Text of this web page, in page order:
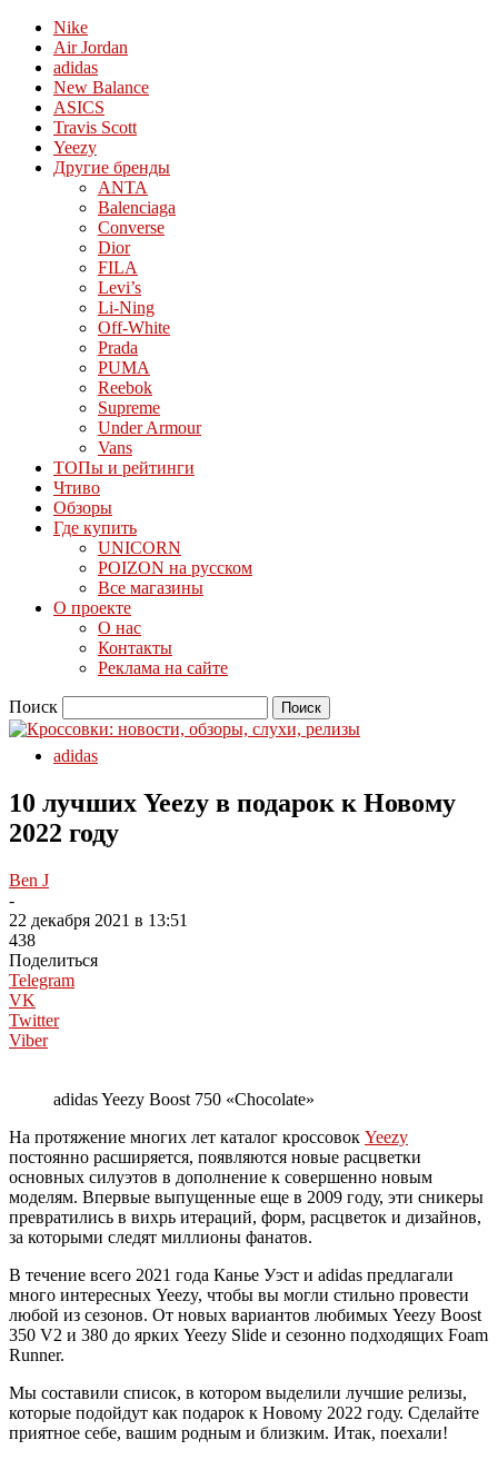
Nike
Air Jordan
adidas
New Balance
ASICS
Travis Scott
Yeezy
Другие бренды
ANTA
Balenciaga
Converse
Dior
FILA
Levi’s
Li-Ning
Off-White
Prada
PUMA
Reebok
Supreme
Under Armour
Vans
ТОПы и рейтинги
Чтиво
Обзоры
Где купить
UNICORN
POIZON на русском
Все магазины
О проекте
О нас
Контакты
Реклама на сайте
Поиск
adidas
10 лучших Yeezy в подарок к Новому
2022 году
Ben J
-
22 декабря 2021 в 13:51
438
Поделиться
Telegram
VK
Twitter
Viber
adidas Yeezy Boost 750 «Chocolate»
На протяжение многих лет каталог кроссовок Yeezy
постоянно расширяется, появляются новые расцветки
основных силуэтов в дополнение к совершенно новым
моделям. Впервые выпущенные еще в 2009 году, эти сникеры
превратились в вихрь итераций, форм, расцветок и дизайнов,
за которыми следят миллионы фанатов.
В течение всего 2021 года Канье Уэст и adidas предлагали
много интересных Yeezy, чтобы вы могли стильно провести
любой из сезонов. От новых вариантов любимых Yeezy Boost
350 V2 и 380 до ярких Yeezy Slide и сезонно подходящих Foam
Runner.
Мы составили список, в котором выделили лучшие релизы,
которые подойдут как подарок к Новому 2022 году. Сделайте
приятное себе, вашим родным и близким. Итак, поехали!